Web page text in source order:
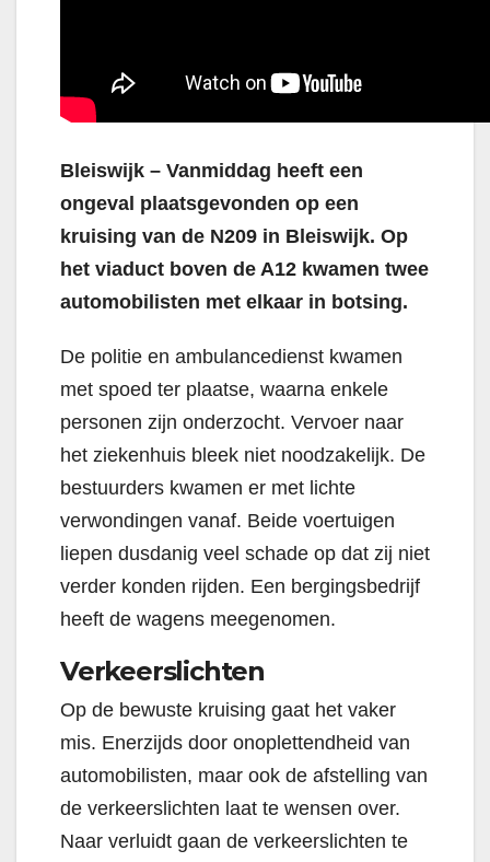
Bleiswijk – Vanmiddag heeft een
ongeval plaatsgevonden op een
kruising van de N209 in Bleiswijk. Op
het viaduct boven de A12 kwamen twee
automobilisten met elkaar in botsing.
De politie en ambulancedienst kwamen
met spoed ter plaatse, waarna enkele
personen zijn onderzocht. Vervoer naar
het ziekenhuis bleek niet noodzakelijk. De
bestuurders kwamen er met lichte
verwondingen vanaf. Beide voertuigen
liepen dusdanig veel schade op dat zij niet
verder konden rijden. Een bergingsbedrijf
heeft de wagens meegenomen.
Verkeerslichten
Op de bewuste kruising gaat het vaker
mis. Enerzijds door onoplettendheid van
automobilisten, maar ook de afstelling van
de verkeerslichten laat te wensen over.
Naar verluidt gaan de verkeerslichten te